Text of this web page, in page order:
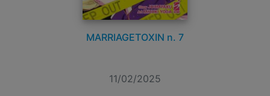
MARRIAGETOXIN n. 7
11/02/2025